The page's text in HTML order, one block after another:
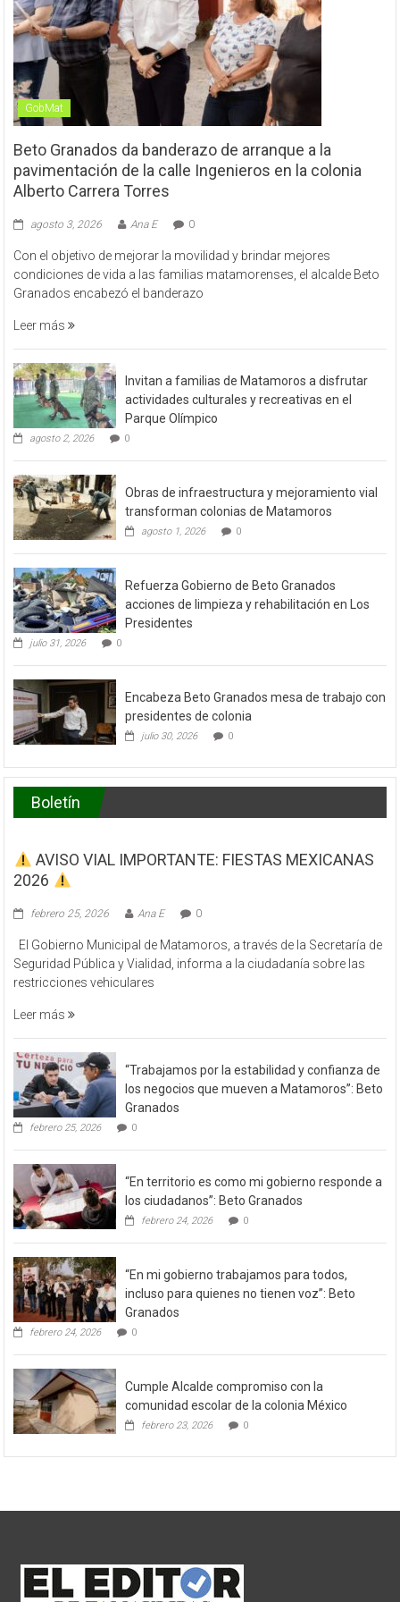
GobMat
Beto Granados da banderazo de arranque a la
pavimentación de la calle Ingenieros en la colonia
Alberto Carrera Torres
agosto 3, 2026 Ana E 0
Con el objetivo de mejorar la movilidad y brindar mejores
condiciones de vida a las familias matamorenses, el alcalde Beto
Granados encabezó el banderazo
Leer más
Invitan a familias de Matamoros a disfrutar
actividades culturales y recreativas en el
Parque Olímpico
agosto 2, 2026 0
Obras de infraestructura y mejoramiento vial
transforman colonias de Matamoros
agosto 1, 2026 0
Refuerza Gobierno de Beto Granados
acciones de limpieza y rehabilitación en Los
Presidentes
julio 31, 2026 0
Encabeza Beto Granados mesa de trabajo con
presidentes de colonia
julio 30, 2026 0
Boletín
AVISO VIAL IMPORTANTE: FIESTAS MEXICANAS
2026
febrero 25, 2026 Ana E 0
El Gobierno Municipal de Matamoros, a través de la Secretaría de
Seguridad Pública y Vialidad, informa a la ciudadanía sobre las
restricciones vehiculares
Leer más
“Trabajamos por la estabilidad y confianza de
los negocios que mueven a Matamoros”: Beto
Granados
febrero 25, 2026 0
“En territorio es como mi gobierno responde a
los ciudadanos”: Beto Granados
febrero 24, 2026 0
“En mi gobierno trabajamos para todos,
incluso para quienes no tienen voz”: Beto
Granados
febrero 24, 2026 0
Cumple Alcalde compromiso con la
comunidad escolar de la colonia México
febrero 23, 2026 0